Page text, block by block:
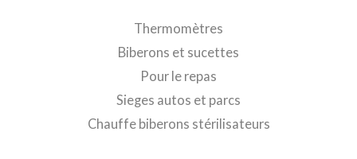
Thermomètres
Biberons et sucettes
Pour le repas
Sieges autos et parcs
Chauffe biberons stérilisateurs